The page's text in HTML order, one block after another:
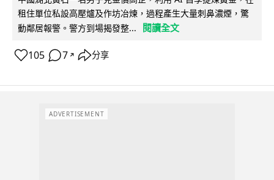
租住單位私設高壓爐及作坊冶煉，過程產生大量刺鼻濃煙，驚
動鄰居報警。警方到場揭發整...
閱讀全文
105 7 ↗ 分享
ADVERTISEMENT